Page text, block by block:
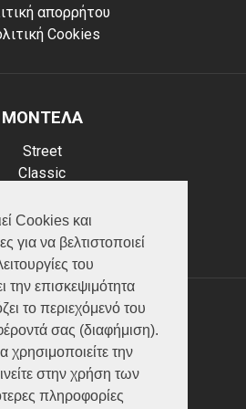
Cookies και
για να βελτιστοποιεί
του
την επισκεψιμότητα
το περιεχόμενό του
σας (διαφήμιση).
χρησιμοποιείτε την
στην χρήση των
πληροφορίες
απορρήτου
Cookies
ΜΟΝΤΕΛΑ
Street
Classic
Scooter
ATV (Loncin)
ΥΠΗΡΕΣΙΕΣ
Test ride
Επικοινωνία
Service